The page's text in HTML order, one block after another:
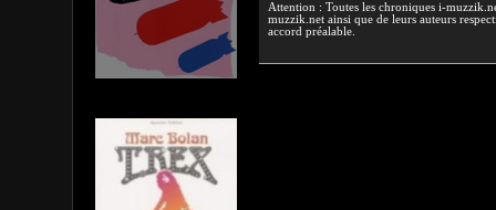
Attention : Toutes les chroniques i-
muzzik.net ainsi que de leurs auteurs
accord préalable.